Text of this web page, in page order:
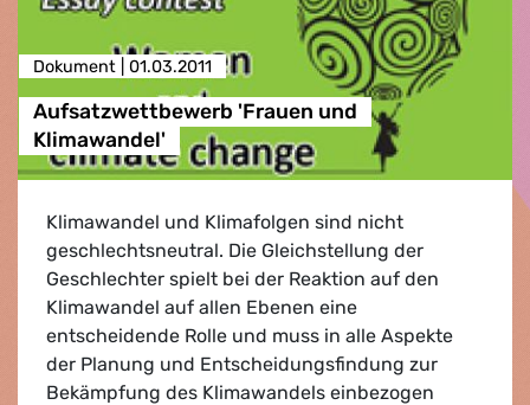
Dokument | 01.03.2011
Aufsatzwettbewerb 'Frauen und
Klimawandel'
Klimawandel und Klimafolgen sind nicht
geschlechtsneutral. Die Gleichstellung der
Geschlechter spielt bei der Reaktion auf den
Klimawandel auf allen Ebenen eine
entscheidende Rolle und muss in alle Aspekte
der Planung und Entscheidungsfindung zur
Bekämpfung des Klimawandels einbezogen